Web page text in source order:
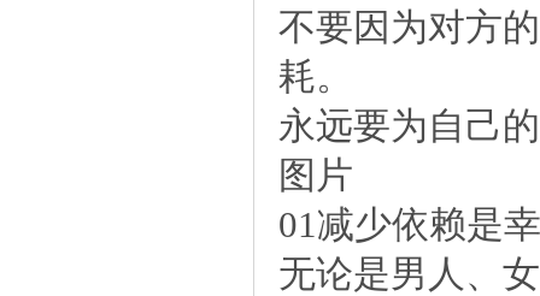
不要因为对方
耗。
永远要为自己
图片
01减少依赖是
无论是男人、